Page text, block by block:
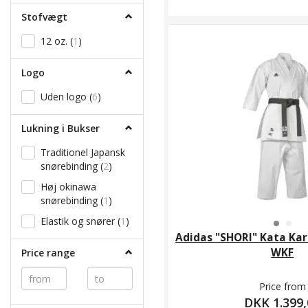
Stofvægt
12 oz. (1 )
Logo
Uden logo (6)
Lukning i Bukser
Traditionel Japansk
snørebinding (2)
Høj okinawa
snørebinding (1 )
Elastik og snører (1 )
Price range
Adidas "SHORI" Kata
WKF
Price from
DKK